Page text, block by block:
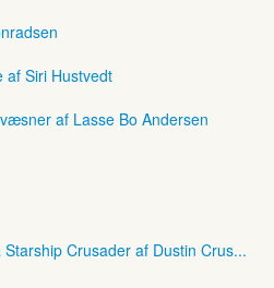
Siri Hustvedt
af Lasse Bo Andersen
Crusader af Dustin Crus...